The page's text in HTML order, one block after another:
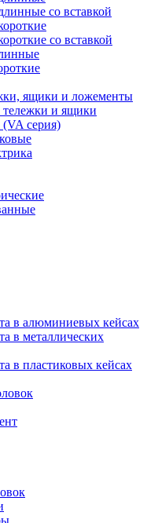
со вставкой
со вставкой
ящики и ложементы
и ящики
серия)
в алюминиевых кейсах
в металлических
в пластиковых кейсах